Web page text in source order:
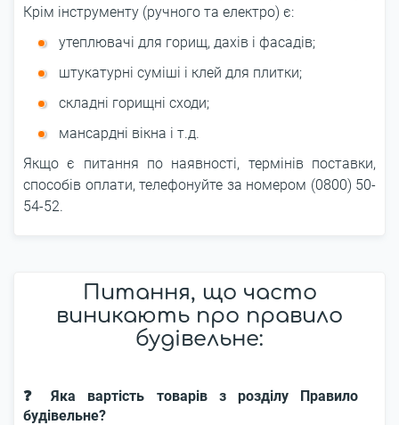
Крім інструменту (ручного та електро) є:
утеплювачі для горищ, дахів і фасадів;
штукатурні суміші і клей для плитки;
складні горищні сходи;
мансардні вікна і т.д.
Якщо є питання по наявності, термінів поставки,
способів оплати, телефонуйте за номером (0800) 50-
54-52.
Питання, що часто
виникають про правило
будівельне:
❓ Яка вартість товарів з розділу Правило
будівельне?